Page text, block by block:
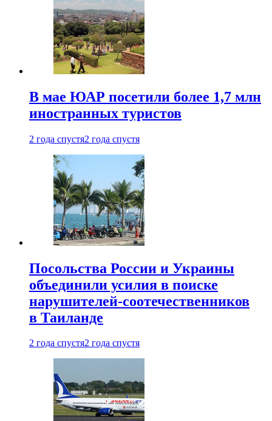
В мае ЮАР посетили более 1,7 млн
иностранных туристов
2 года спустя2 года спустя
Посольства России и Украины
объединили усилия в поиске
нарушителей-соотечественников
в Таиланде
2 года спустя2 года спустя